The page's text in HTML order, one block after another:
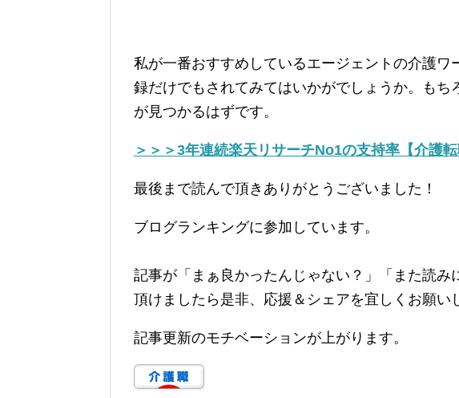
私が一番おすすめしているエージェントの介護ワ
録だけでもされてみてはいかがでしょうか。もち
が見つかるはずです。
＞＞＞3年連続楽天リサーチNo1の支持率【介護転
最後まで読んで頂きありがとうございました！
ブログランキングに参加しています。
記事が「まぁ良かったんじゃない？」「また読み
頂けましたら是非、応援＆シェアを宜しくお願い
記事更新のモチベーションが上がります。